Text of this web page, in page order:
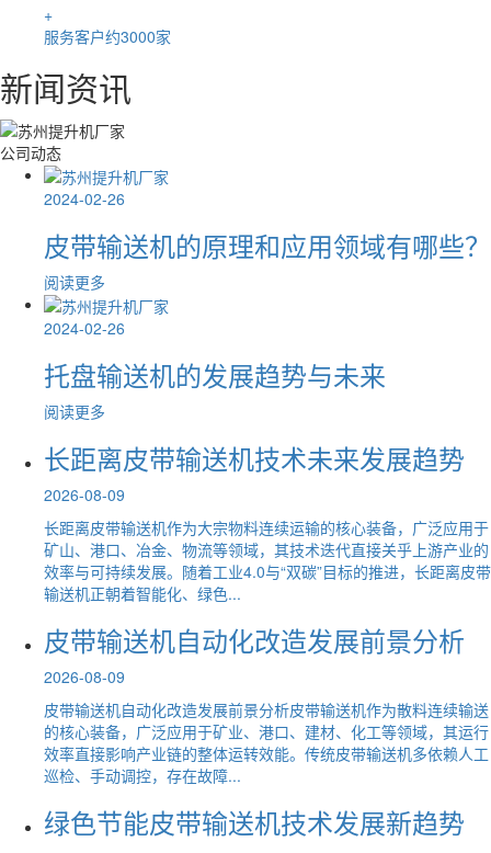
+
服务客户约3000家
新闻资讯
公司动态
2024-02-26
皮带输送机的原理和应用领域有哪些？
阅读更多
2024-02-26
托盘输送机的发展趋势与未来
阅读更多
长距离皮带输送机技术未来发展趋势
2026-08-09
长距离皮带输送机作为大宗物料连续运输的核心装备，广泛应用于
矿山、港口、冶金、物流等领域，其技术迭代直接关乎上游产业的
效率与可持续发展。随着工业4.0与“双碳”目标的推进，长距离皮带
输送机正朝着智能化、绿色...
皮带输送机自动化改造发展前景分析
2026-08-09
皮带输送机自动化改造发展前景分析皮带输送机作为散料连续输送
的核心装备，广泛应用于矿业、港口、建材、化工等领域，其运行
效率直接影响产业链的整体运转效能。传统皮带输送机多依赖人工
巡检、手动调控，存在故障...
绿色节能皮带输送机技术发展新趋势